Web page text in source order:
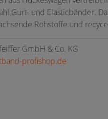
Gurt- und Elasticbänder.
Rohstoffe und
GmbH & Co. KG
profishop.de